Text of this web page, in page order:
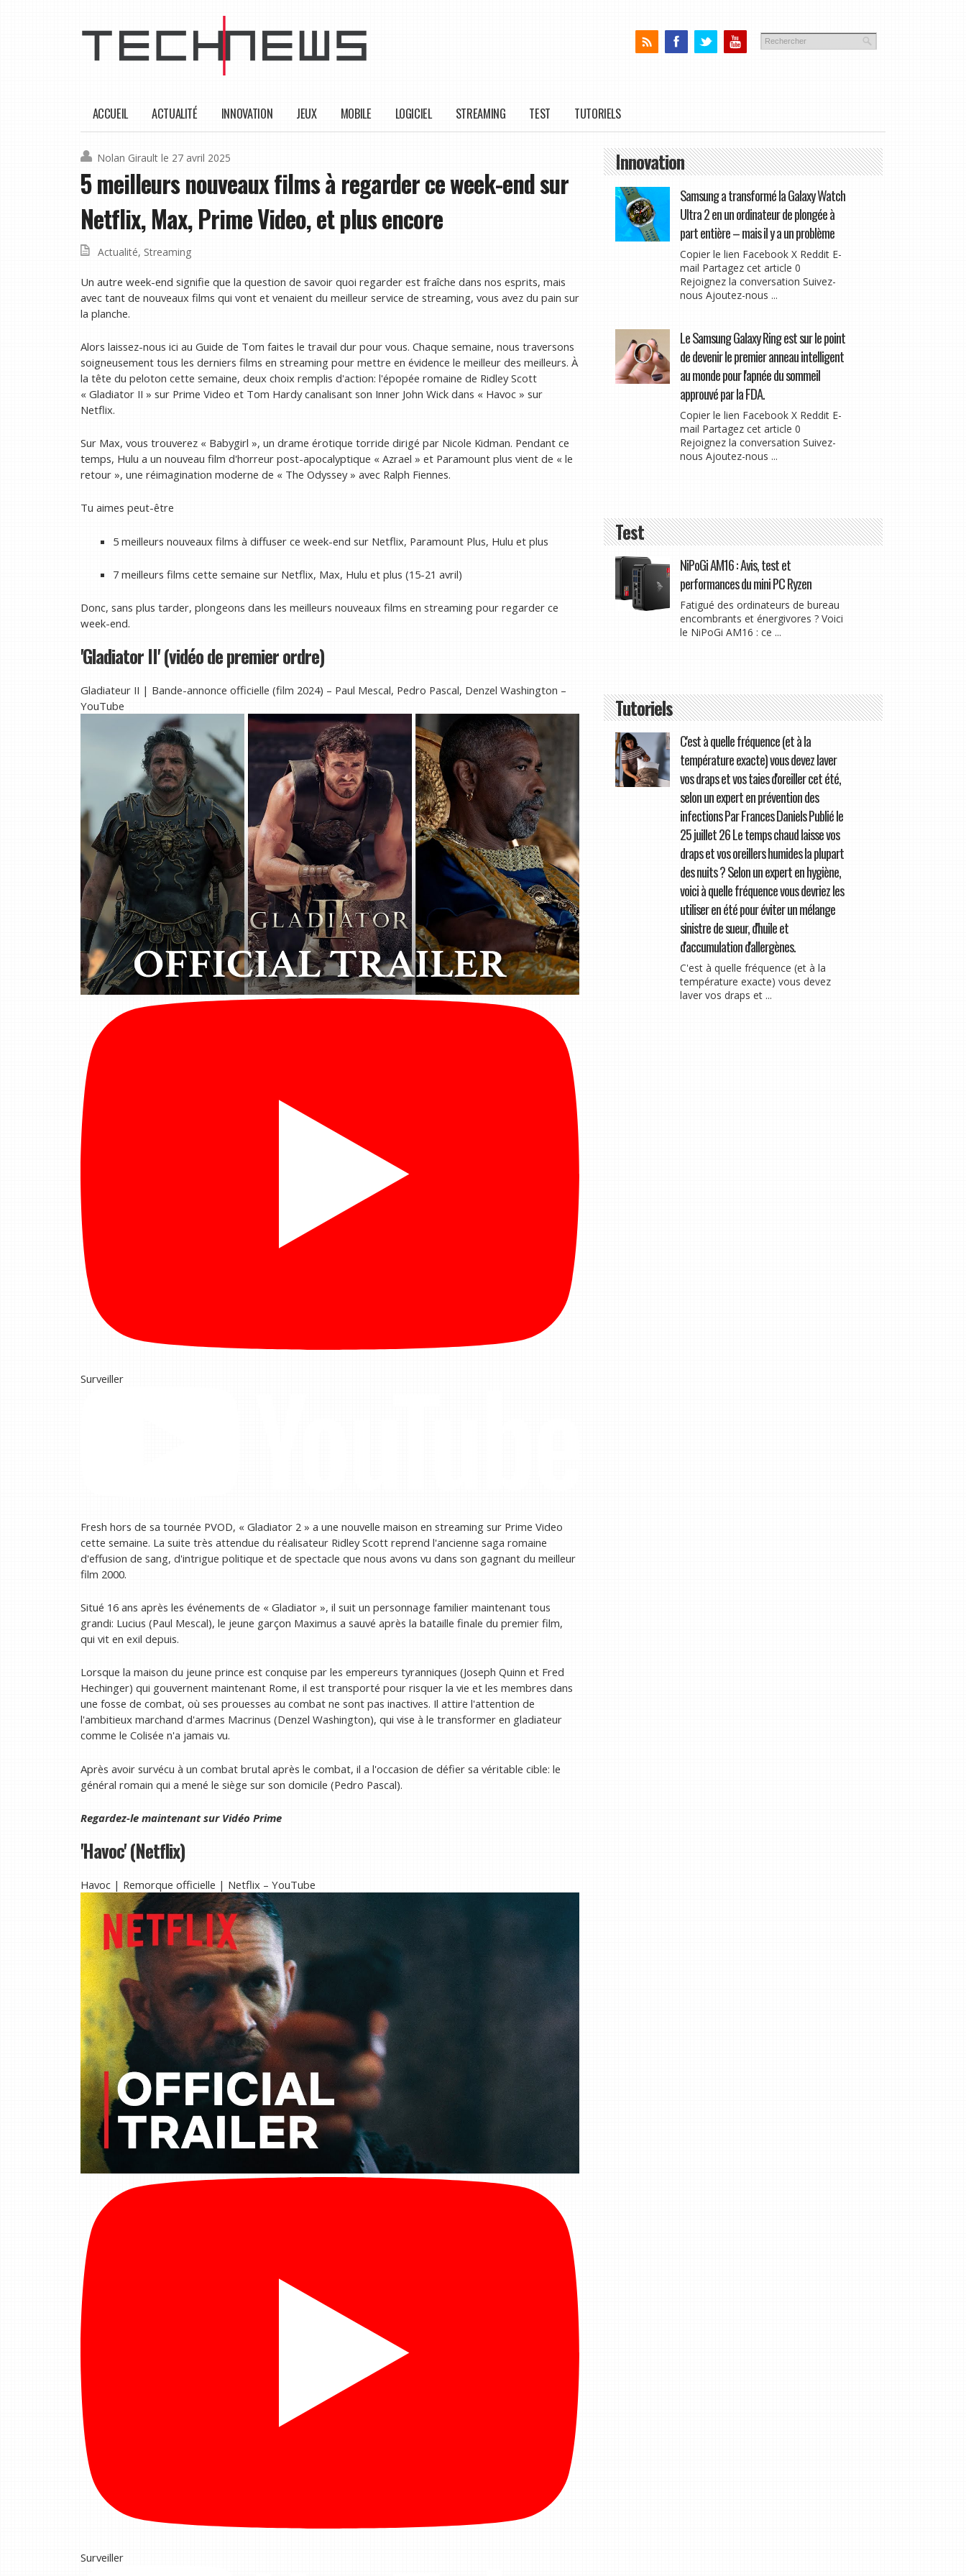
ACCUEIL ACTUALITÉ INNOVATION JEUX MOBILE LOGICIEL STREAMING TEST TUTORIELS
Nolan Girault le 27 avril 2025
5 meilleurs nouveaux films à regarder ce week-end sur
Netflix, Max, Prime Video, et plus encore
Actualité, Streaming
Un autre week-end signifie que la question de savoir quoi regarder est fraîche dans nos esprits, mais
avec tant de nouveaux films qui vont et venaient du meilleur service de streaming, vous avez du pain sur
la planche.
Alors laissez-nous ici au Guide de Tom faites le travail dur pour vous. Chaque semaine, nous traversons
soigneusement tous les derniers films en streaming pour mettre en évidence le meilleur des meilleurs. À
la tête du peloton cette semaine, deux choix remplis d'action: l'épopée romaine de Ridley Scott
« Gladiator II » sur Prime Video et Tom Hardy canalisant son Inner John Wick dans « Havoc » sur
Netflix.
Sur Max, vous trouverez « Babygirl », un drame érotique torride dirigé par Nicole Kidman. Pendant ce
temps, Hulu a un nouveau film d'horreur post-apocalyptique « Azrael » et Paramount plus vient de « le
retour », une réimagination moderne de « The Odyssey » avec Ralph Fiennes.
Tu aimes peut-être
5 meilleurs nouveaux films à diffuser ce week-end sur Netflix, Paramount Plus, Hulu et plus
7 meilleurs films cette semaine sur Netflix, Max, Hulu et plus (15-21 avril)
Donc, sans plus tarder, plongeons dans les meilleurs nouveaux films en streaming pour regarder ce
week-end.
'Gladiator II' (vidéo de premier ordre)
Gladiateur II | Bande-annonce officielle (film 2024) – Paul Mescal, Pedro Pascal, Denzel Washington –
YouTube
Surveiller
Fresh hors de sa tournée PVOD, « Gladiator 2 » a une nouvelle maison en streaming sur Prime Video
cette semaine. La suite très attendue du réalisateur Ridley Scott reprend l'ancienne saga romaine
d'effusion de sang, d'intrigue politique et de spectacle que nous avons vu dans son gagnant du meilleur
film 2000.
Situé 16 ans après les événements de « Gladiator », il suit un personnage familier maintenant tous
grandi: Lucius (Paul Mescal), le jeune garçon Maximus a sauvé après la bataille finale du premier film,
qui vit en exil depuis.
Lorsque la maison du jeune prince est conquise par les empereurs tyranniques (Joseph Quinn et Fred
Hechinger) qui gouvernent maintenant Rome, il est transporté pour risquer la vie et les membres dans
une fosse de combat, où ses prouesses au combat ne sont pas inactives. Il attire l'attention de
l'ambitieux marchand d'armes Macrinus (Denzel Washington), qui vise à le transformer en gladiateur
comme le Colisée n'a jamais vu.
Après avoir survécu à un combat brutal après le combat, il a l'occasion de défier sa véritable cible: le
général romain qui a mené le siège sur son domicile (Pedro Pascal).
Regardez-le maintenant sur Vidéo Prime
'Havoc' (Netflix)
Havoc | Remorque officielle | Netflix – YouTube
Surveiller
Innovation
Samsung a transformé la Galaxy Watch
Ultra 2 en un ordinateur de plongée à
part entière – mais il y a un problème
Copier le lien Facebook X Reddit E-
mail Partagez cet article 0
Rejoignez la conversation Suivez-
nous Ajoutez-nous ...
Le Samsung Galaxy Ring est sur le point
de devenir le premier anneau intelligent
au monde pour l'apnée du sommeil
approuvé par la FDA.
Copier le lien Facebook X Reddit E-
mail Partagez cet article 0
Rejoignez la conversation Suivez-
nous Ajoutez-nous ...
Test
NiPoGi AM16 : Avis, test et
performances du mini PC Ryzen
Fatigué des ordinateurs de bureau
encombrants et énergivores ? Voici
le NiPoGi AM16 : ce ...
Tutoriels
C'est à quelle fréquence (et à la
température exacte) vous devez laver
vos draps et vos taies d'oreiller cet été,
selon un expert en prévention des
infections Par Frances Daniels Publié le
25 juillet 26 Le temps chaud laisse vos
draps et vos oreillers humides la plupart
des nuits ? Selon un expert en hygiène,
voici à quelle fréquence vous devriez les
utiliser en été pour éviter un mélange
sinistre de sueur, d'huile et
d'accumulation d'allergènes.
C'est à quelle fréquence (et à la
température exacte) vous devez
laver vos draps et ...